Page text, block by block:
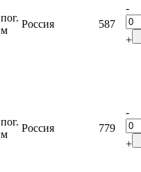
пог.
м
Россия 587
-
+
пог.
м
Россия 779
-
+